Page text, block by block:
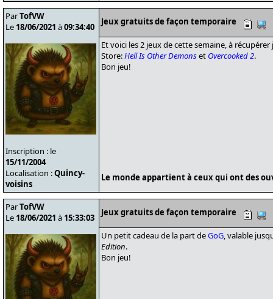
ParTofVW
Le 18/06/2021 à09:34:40
Inscription : le
15/11/2004
Localisation :Quincy-
voisins
Jeux gratuits de façon temporaire
Et voici les 2 jeux de cette semaine, à
Store:Hell Is Other Demonset Overcooked 2.
Bon jeu!
Le monde appartient à ceux qui ont des
ParTofVW
Le 18/06/2021 à 15:33:03 Jeux gratuits de façon temporaire
Un petit cadeau de la part deGoG, valable
Edition.
Bon jeu!